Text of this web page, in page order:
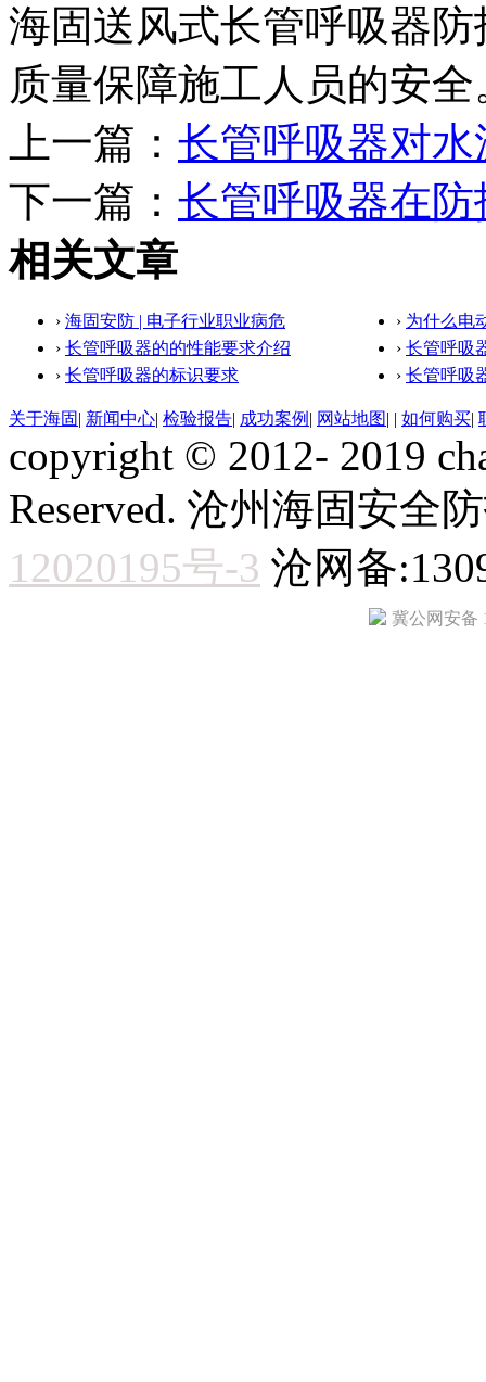
海固送风式长管呼吸器
质量保障施工人员的安全
上一篇： 长管呼吸器对
下一篇： 长管呼吸器在
相关文章
› 海固安防 | 电子行业职业病危 › 为什么电
› 长管呼吸器的的性能要求介绍 › 长管呼吸
› 长管呼吸器的标识要求 › 长管呼吸
关于海固 | 新闻中心| 检验报告| 成功案例 | 网站地图| | 如何购买|
copyright © 2012- 2019
Reserved. 沧州海固安全
12020195号-3 沧网备
冀公网安备